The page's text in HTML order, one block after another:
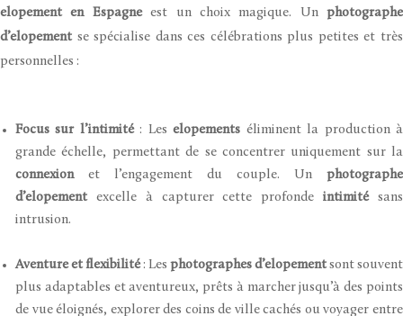
elopement en Espagneest un choix magique. Un photographe
d’elopementse spécialise dans ces célébrations plus petites et très
personnelles :
Focus sur l’intimité: Leselopements éliminent la production à
grande échelle, permettant de se concentrer uniquement sur la
connexionet l’engagement du couple. Un photographe
d’elopementexcelle à capturer cette profondeintimitésans
intrusion.
Aventure et flexibilité: Les photographes d’elopementsont souvent
plus adaptables et aventureux, prêts à marcher jusqu’à des points
de vue éloignés, explorer des coins de ville cachés ou voyager entre